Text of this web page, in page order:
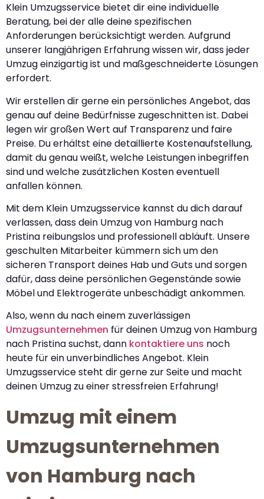
Klein Umzugsservice bietet dir eine individuelle
Beratung, bei der alle deine spezifischen
Anforderungen berücksichtigt werden. Aufgrund
unserer langjährigen Erfahrung wissen wir, dass jeder
Umzug einzigartig ist und maßgeschneiderte Lösungen
erfordert.
Wir erstellen dir gerne ein persönliches Angebot, das
genau auf deine Bedürfnisse zugeschnitten ist. Dabei
legen wir großen Wert auf Transparenz und faire
Preise. Du erhältst eine detaillierte Kostenaufstellung,
damit du genau weißt, welche Leistungen inbegriffen
sind und welche zusätzlichen Kosten eventuell
anfallen können.
Mit dem Klein Umzugsservice kannst du dich darauf
verlassen, dass dein Umzug von Hamburg nach
Pristina reibungslos und professionell abläuft. Unsere
geschulten Mitarbeiter kümmern sich um den
sicheren Transport deines Hab und Guts und sorgen
dafür, dass deine persönlichen Gegenstände sowie
Möbel und Elektrogeräte unbeschädigt ankommen.
Also, wenn du nach einem zuverlässigen
Umzugsunternehmen für deinen Umzug von Hamburg
nach Pristina suchst, dann kontaktiere uns noch
heute für ein unverbindliches Angebot. Klein
Umzugsservice steht dir gerne zur Seite und macht
deinen Umzug zu einer stressfreien Erfahrung!
Umzug mit einem
Umzugsunternehmen
von Hamburg nach